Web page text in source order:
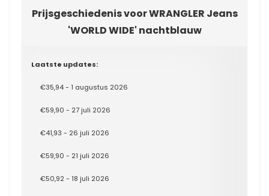
Prijsgeschiedenis voor WRANGLER Jeans
'WORLD WIDE' nachtblauw
Laatste updates:
€35,94 - 1 augustus 2026
€59,90 - 27 juli 2026
€41,93 - 26 juli 2026
€59,90 - 21 juli 2026
€50,92 - 18 juli 2026